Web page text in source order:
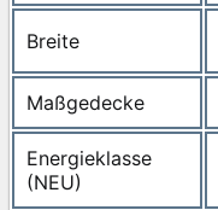
Breite
Maßgedecke
Energieklasse
(NEU)